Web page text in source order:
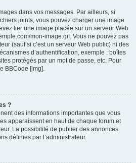
dans vos messages. Par ailleurs, si
joints, vous pouvez charger une image
lier une image placée sur un serveur Web
mon-image.gif. Vous ne pouvez pas
(sauf si c’est un serveur Web public) ni des
d’authentification, exemple : boîtes
protégés par un mot de passe, etc. Pour
BBCode [img].
?
des informations importantes que vous
apparaissent en haut de chaque forum et
La possibilité de publier des annonces
définies par l’administrateur.